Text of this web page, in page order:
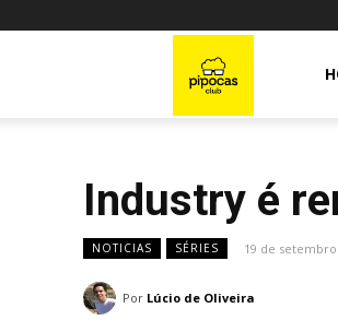
Industry é
NOTICIAS SÉRIES 19 de
Por Lúcio de Oliveira